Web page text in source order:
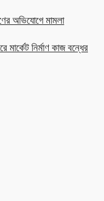
অভিযোগে মামলা
মার্কেট নির্মাণ কাজ বন্ধের